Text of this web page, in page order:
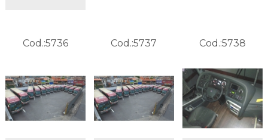
Cod.:5736 Cod.:5737 Cod.:5738